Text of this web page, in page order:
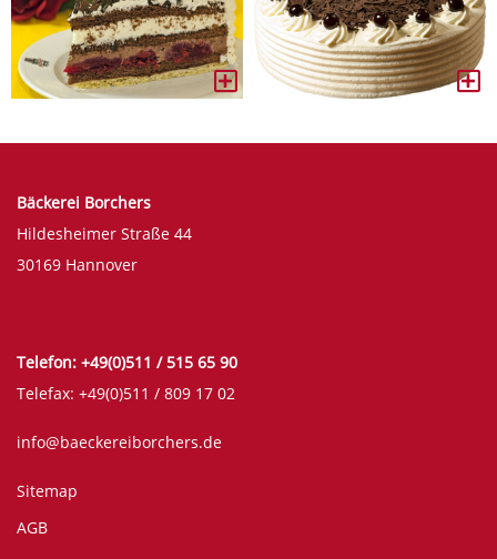
Bäckerei Borchers
Hildesheimer Straße 44
30169 Hannover
Telefon: +49(0)511 / 515 65 90
Telefax: +49(0)511 / 809 17 02
info@baeckereiborchers.de
Sitemap
AGB